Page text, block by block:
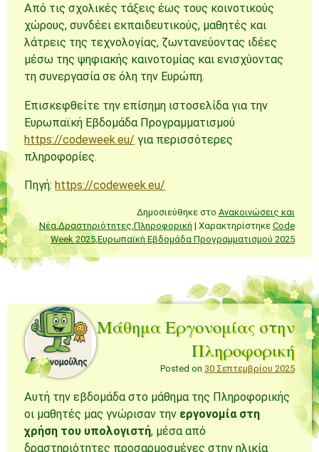
Από τις σχολικές τάξεις έως τους κοινοτικούς
χώρους, συνδέει εκπαιδευτικούς, μαθητές και
λάτρεις της τεχνολογίας, ζωντανεύοντας ιδέες
μέσω της ψηφιακής καινοτομίας και ενισχύοντας
τη συνεργασία σε όλη την Ευρώπη.
Επισκεφθείτε την επίσημη ιστοσελίδα για την
Ευρωπαϊκή Εβδομάδα Προγραμματισμού
https://codeweek.eu/ για περισσότερες
πληροφορίες.
Πηγή:https://codeweek.eu/
Δημοσιεύθηκε στο Ανακοινώσεις και
Νέα,Δραστηριότητες,Πληροφορική | Χαρακτηρίστηκε Code
Week 2025,Ευρωπαϊκή Εβδομάδα Προγραμματισμού 2025
Μάθημα Εργονομίας στην
Πληροφορική
Posted on 30 Σεπτεμβρίου 2025
Αυτή την εβδομάδα στο μάθημα της Πληροφορικής
οι μαθητές μας γνώρισαν την εργονομία στη
χρήση του υπολογιστή, μέσα από
δραστηριότητες προσαρμοσμένες στην ηλικία